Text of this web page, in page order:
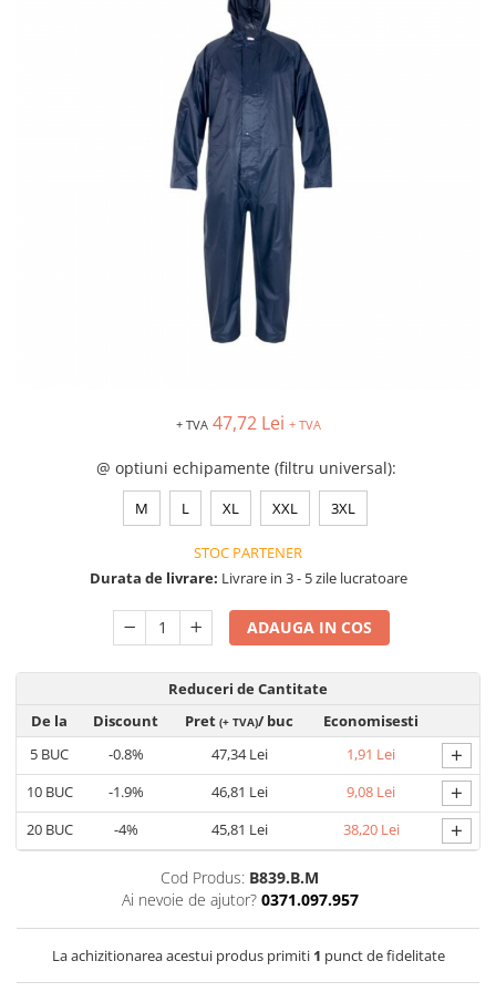
Costume | Combinezoane
Pantaloni Impermeabili
Pelerine | Jachete Impermeabile
Imbracaminte TERMOIZOLANTĂ
Jachete Termoizolante
Costume | Combinezoane
Îmbrăcăminte REFLECTORIZANTĂ
Combinezoane Reflectorizante (HI-
Veste reflectorizante (HI-VIS)
Tricouri si bluze reflectorizante (HI-
Fesuri, capisoane si sepci
reflectorizante (HI-VIS)
Îmbrăcăminte ANTICHIMICĂ |
MULTIRISC
Costume | Combinezoane
Antichimice | Multirisc
Halate | Sorturi Antichimice |
Multirisc
Jachete | Bluze Antichimice |
Pantaloni Antichimici | Multirisc
Îmbrăcăminte IGNIFUGĂ (ANTI-
FLACĂRĂ)
Jambiere Ignifuge
+ TVA 47,72 Lei + TVA
@ optiuni echipamente (filtru universal):
M L XL XXL 3XL
STOC PARTENER
Durata de livrare: Livrare in 3 - 5 zile lucratoare
ADAUGA IN COS
Reduceri de Cantitate
De la
Discount Pret (+ TVA)/ buc
Economisesti
5 BUC -0.8% 47,34 Lei 1,91 Lei +
10BUC -1.9% 46,81 Lei 9,08 Lei +
20BUC -4% 45,81 Lei 38,20 Lei +
Cod Produs: B839.B.M
Ai nevoie de ajutor? 0371.097.957
La achizitionarea acestui produs primiti 1 punct de fidelitate